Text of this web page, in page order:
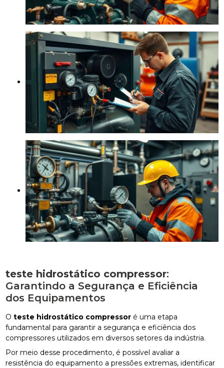
teste hidrostático compressor:
Garantindo a Segurança e Eficiência
dos Equipamentos
Oteste hidrostático compressor é uma etapa
fundamental para garantir a segurança e eficiência dos
compressores utilizados em diversos setores da indústria.
Por meio desse procedimento, é possível avaliar a
resistência do equipamento a pressões extremas, identificar